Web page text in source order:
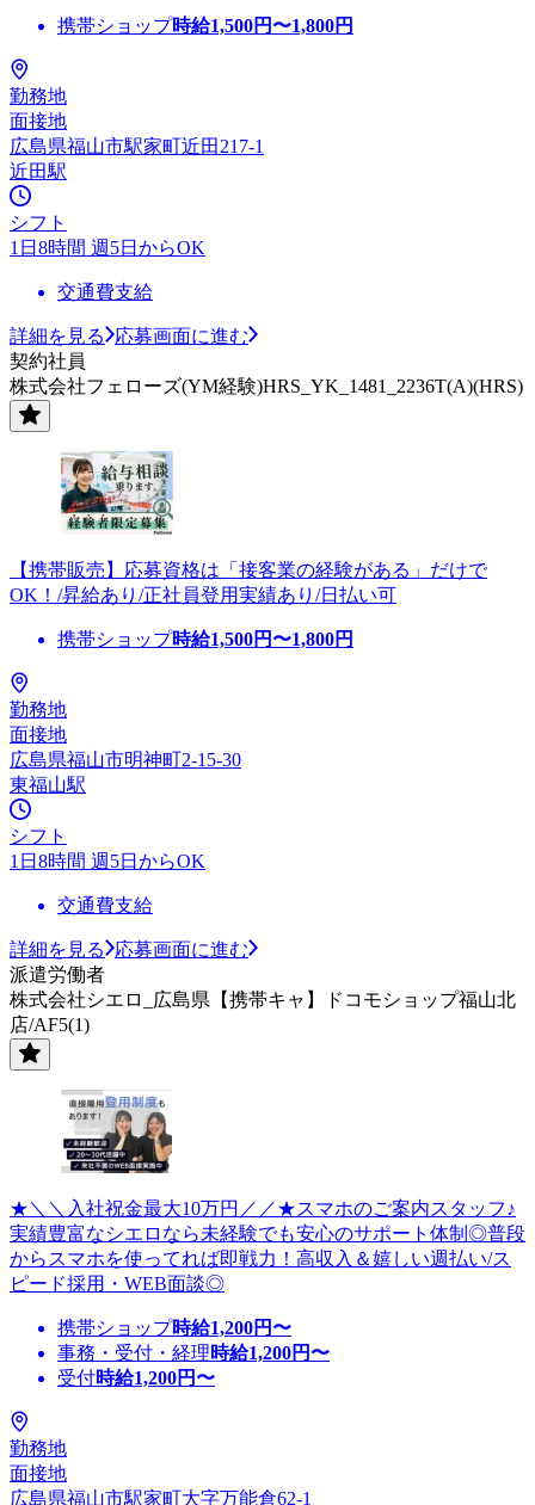
携帯ショップ時給1,500円〜1,800円
勤務地
面接地
広島県福山市駅家町近田217-1
近田駅
シフト
1日8時間 週5日からOK
交通費支給
詳細を見る
応募画面に進む
契約社員
株式会社フェローズ(YM経験)HRS_YK_1481_2236T(A)(HRS)
【携帯販売】応募資格は「接客業の経験がある」だけで
OK！/昇給あり/正社員登用実績あり/日払い可
携帯ショップ時給1,500円〜1,800円
勤務地
面接地
広島県福山市明神町2-15-30
東福山駅
シフト
1日8時間 週5日からOK
交通費支給
詳細を見る
応募画面に進む
派遣労働者
株式会社シエロ_広島県【携帯キャ】ドコモショップ福山北
店/AF5(1)
★＼＼入社祝金最大10万円／／★スマホのご案内スタッフ♪
実績豊富なシエロなら未経験でも安心のサポート体制◎普段
からスマホを使ってれば即戦力！高収入＆嬉しい週払い/ス
ピード採用・WEB面談◎
携帯ショップ時給1,200円〜
事務・受付・経理時給1,200円〜
受付時給1,200円〜
勤務地
面接地
広島県福山市駅家町大字万能倉62-1